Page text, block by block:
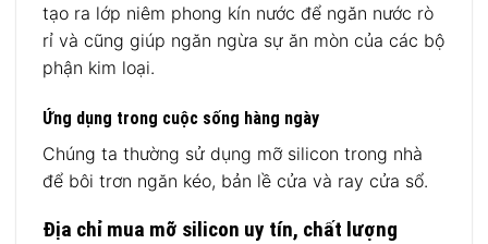
tạo ra lớp niêm phong kín nước để ngăn nước rò
rỉ và cũng giúp ngăn ngừa sự ăn mòn của các bộ
phận kim loại.
Ứng dụng trong cuộc sống hàng ngày
Chúng ta thường sử dụng mỡ silicon trong nhà
để bôi trơn ngăn kéo, bản lề cửa và ray cửa sổ.
Địa chỉ mua mỡ silicon uy tín, chất lượng